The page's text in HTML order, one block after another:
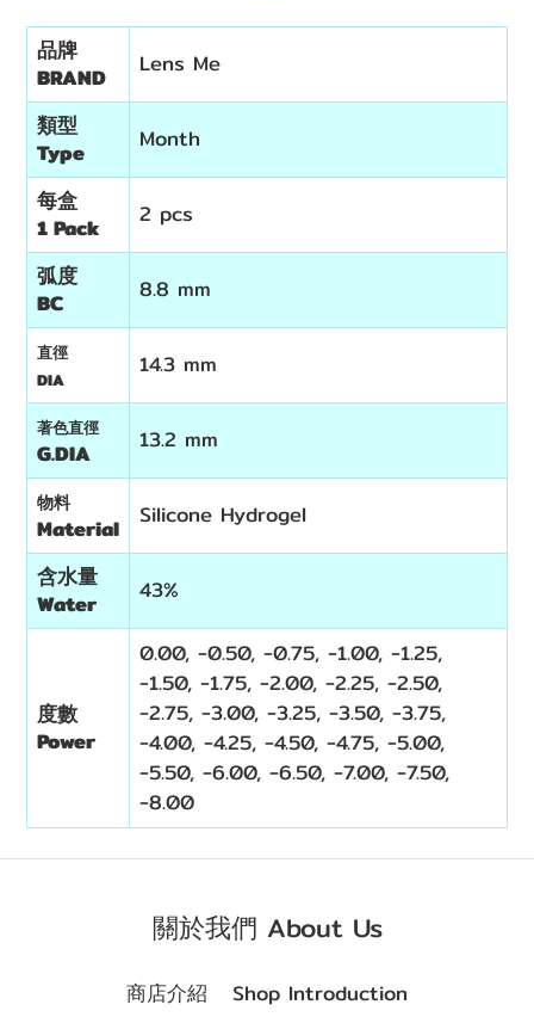
品牌
BRAND
Lens Me
類型
Type
Month
每盒
1 Pack
2 pcs
弧度
BC
8.8 mm
直徑
DIA
14.3 mm
著色直徑
G.DIA 13.2 mm
物料
Material
Silicone Hydrogel
含水量
Water
43%
度數
Power
0.00, -0.50, -0.75, -1.00, -1.25,
-1.50, -1.75, -2.00, -2.25, -2.50,
-2.75, -3.00, -3.25, -3.50, -3.75,
-4.00, -4.25, -4.50, -4.75, -5.00,
-5.50, -6.00, -6.50, -7.00, -7.50,
-8.00
關於我們 About Us
商店介紹 Shop Introduction